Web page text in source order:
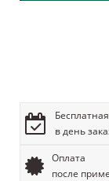
в день
Оплата
после